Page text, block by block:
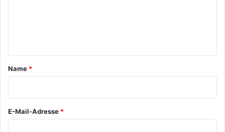
a
*
Name *
E-Mail-Adresse *